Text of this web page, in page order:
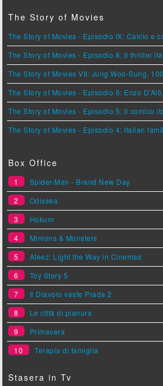
The Story of Movies
The Story of Movies - Episodio IX: Calcio e
The Story of Movies - Episodio 8: Il thriller
The Story of Movies VII: Jung Woo-Sung,
The Story of Movies - Episodio 6: Enzo
The Story of Movies - Episodio 5: Il comico
The Story of Movies - Episodio 4: Italian
Box Office
1
Spider-Man - Brand New Day
2
Odissea
3
Hokum
4
Minions & Monsters
5
Ateez: Light the Way in Cinemas
6
Toy Story 5
7
Il Diavolo veste Prada 2
8
Le città di pianura
9
Primavera
10
Terapia di famiglia
Stasera in Tv